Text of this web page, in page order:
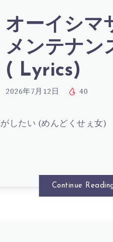
オーイシマ
メンテナン
( Lyrics)
2026年7月12日 40
したい (めんどくせぇ女
Continue